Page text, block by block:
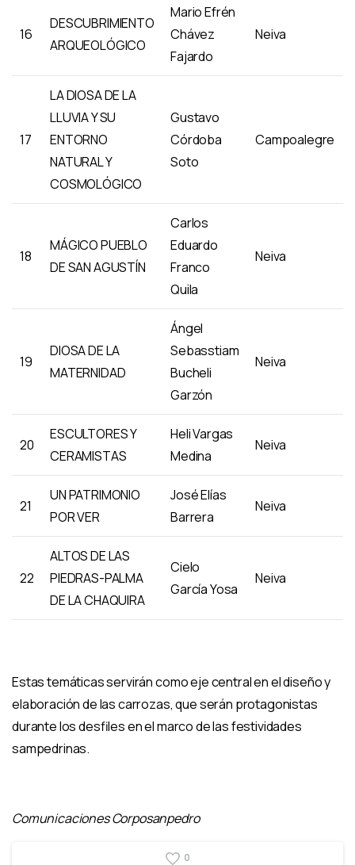
16
DESCUBRIMIENTO
ARQUEOLÓGICO
Mario Efrén
Chávez
Fajardo
Neiva
17
LA DIOSA DE LA
LLUVIA Y SU
ENTORNO
NATURAL Y
COSMOLÓGICO
Gustavo
Córdoba
Soto
Campoalegre
18
MÁGICO PUEBLO
DE SAN AGUSTÍN
Carlos
Eduardo
Franco
Quila
Neiva
19
DIOSA DE LA
MATERNIDAD
Ángel
Sebasstiam
Bucheli
Garzón
Neiva
20
ESCULTORES Y
CERAMISTAS
Heli Vargas
Medina
Neiva
21
UN PATRIMONIO
POR VER
José Elías
Barrera
Neiva
22
ALTOS DE LAS
PIEDRAS-PALMA
DE LA CHAQUIRA
Cielo
García Yosa
Neiva
Estas temáticas servirán como eje central en el diseño y
elaboración de las carrozas, que serán protagonistas
durante los desfiles en el marco de las festividades
sampedrinas.
Comunicaciones Corposanpedro
0